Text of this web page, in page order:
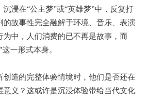
浸在“公主梦”或“英雄梦”中，反复打
的故事性完全融解于环境、音乐、表演
为中，人们消费的已不再是故事，而
一形式本身。
创造的完整体验情境时，他们是否还在
意义？这或许是沉浸体验带给当代文化